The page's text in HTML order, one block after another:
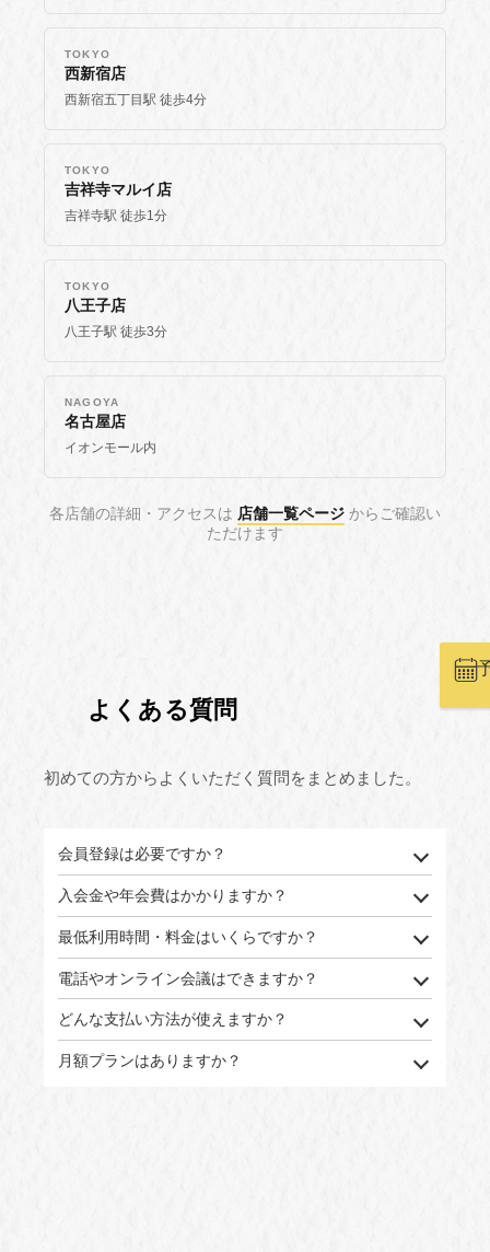
TOKYO
西新宿店
西新宿五丁目駅 徒歩4分
TOKYO
吉祥寺マルイ店
吉祥寺駅 徒歩1分
TOKYO
八王子店
八王子駅 徒歩3分
NAGOYA
名古屋店
イオンモール内
各店舗の詳細・アクセスは 店舗一覧ページ からご確認い
ただけます
よくある質問
初めての方からよくいただく質問をまとめました。
会員登録は必要ですか？
入会金や年会費はかかりますか？
最低利用時間・料金はいくらですか？
電話やオンライン会議はできますか？
どんな支払い方法が使えますか？
月額プランはありますか？